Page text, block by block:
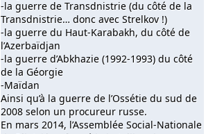
-la guerre de Transdnistrie (du côté de la
Transdnistrie… donc avec Strelkov !)
-la guerre du Haut-Karabakh, du côté de
l’Azerbaïdjan
-la guerre d’Abkhazie (1992-1993) du côté
de la Géorgie
-Maïdan
Ainsi qu’à la guerre de l’Ossétie du sud de
2008 selon un procureur russe.
En mars 2014, l’Assemblée Social-Nationale